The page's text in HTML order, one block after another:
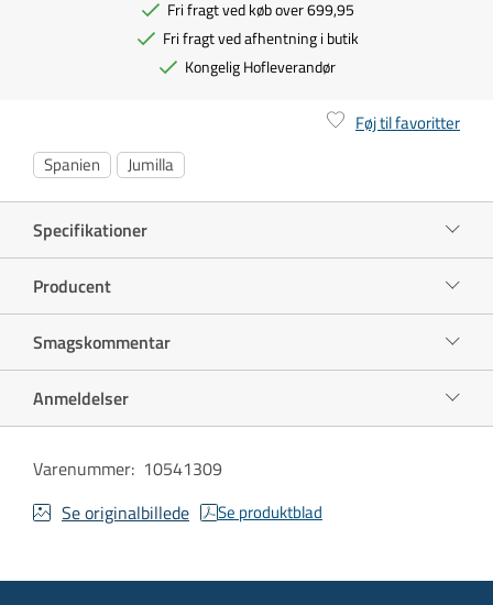
Fri fragt ved køb over 699,95
Fri fragt ved afhentning i butik
Kongelig Hofleverandør
Føj til favoritter
Spanien
Jumilla
Specifikationer
Producent
Smagskommentar
Anmeldelser
Varenummer: 10541309
Se originalbillede
Se produktblad